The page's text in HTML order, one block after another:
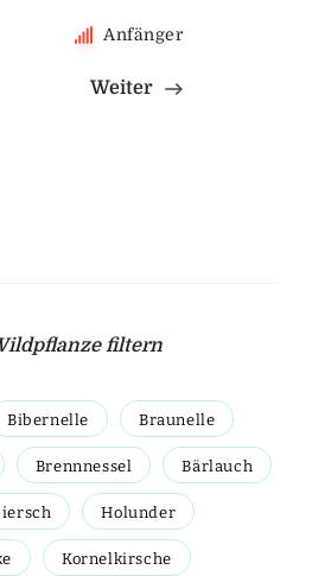
Anfänger
Weiter
filtern
Bibernelle Braunelle
Brennnessel Bärlauch
Holunder
Kornelkirsche